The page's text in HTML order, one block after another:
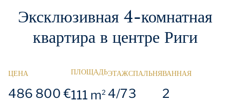
Эксклюзивная 4-комнатная
квартира в центре Риги
ЦЕНА
486 800 €
ПЛОЩАДЬ
111 m2
ЭТАЖ
4/7
СПАЛЬНЯ
3
ВАННАЯ
2